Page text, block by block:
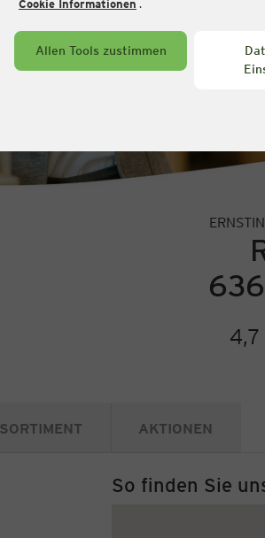
Cookie Informationen .
Allen Tools zustimmen
4,7
SORTIMENT AKTIONEN
So finden Sie